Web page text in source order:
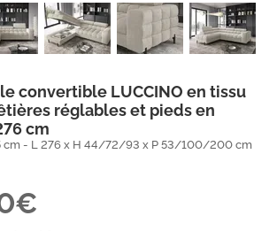
convertible LUCCINO en tissu
réglables et pieds en
cm
cm - L 276 x H 44/72/93 x P 53/100/200 cm